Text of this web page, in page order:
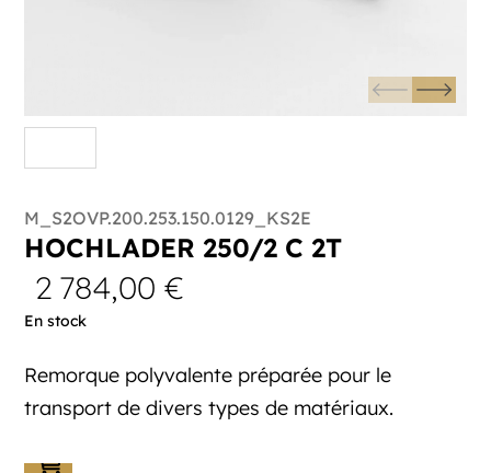
M_S2OVP.200.253.150.0129_KS2E
HOCHLADER 250/2 C 2T
2 784,00€
En stock
Remorque polyvalente préparée pour le
transport de divers types de matériaux.